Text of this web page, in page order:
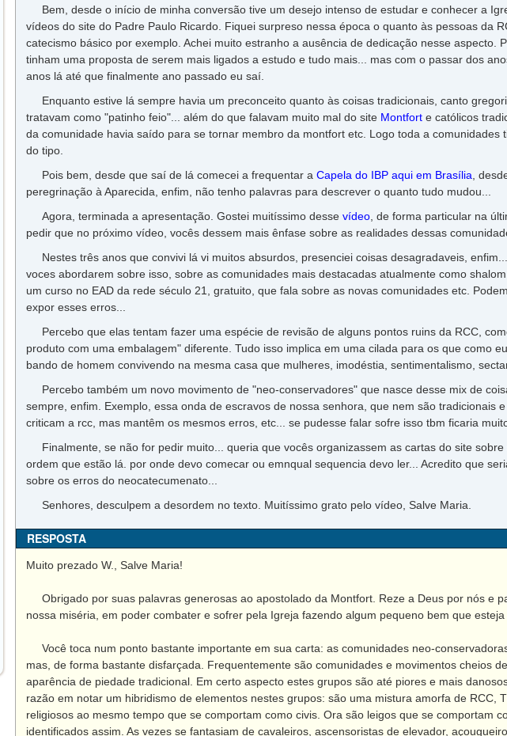
Bem, desde o início de minha conversão tive um desejo intenso de estudar e conhecer a
vídeos do site do Padre Paulo Ricardo. Fiquei surpreso nessa época o quanto às pessoas da
catecismo básico por exemplo. Achei muito estranho a ausência de dedicação nesse aspecto.
tinham uma proposta de serem mais ligados a estudo e tudo mais... mas com o passar dos
anos lá até que finalmente ano passado eu saí.
Enquanto estive lá sempre havia um preconceito quanto às coisas tradicionais, canto
tratavam como "patinho feio"... além do que falavam muito mal do site Montfort e católicos
da comunidade havia saído para se tornar membro da montfort etc. Logo toda a comunidades
do tipo.
Pois bem, desde que saí de lá comecei a frequentar a Capela do IBP aqui em Brasília ,
peregrinação à Aparecida, enfim, não tenho palavras para descrever o quanto tudo mudou...
Agora, terminada a apresentação. Gostei muitíssimo desse vídeo , de forma particular na
pedir que no próximo vídeo, vocês dessem mais ênfase sobre as realidades dessas
Nestes três anos que convivi lá vi muitos absurdos, presenciei coisas desagradaveis,
voces abordarem sobre isso, sobre as comunidades mais destacadas atualmente como
um curso no EAD da rede século 21, gratuito, que fala sobre as novas comunidades etc.
expor esses erros...
Percebo que elas tentam fazer uma espécie de revisão de alguns pontos ruins da RCC,
produto com uma embalagem" diferente. Tudo isso implica em uma cilada para os que como
bando de homem convivendo na mesma casa que mulheres, imodéstia, sentimentalismo,
Percebo também um novo movimento de "neo-conservadores" que nasce desse mix de
sempre, enfim. Exemplo, essa onda de escravos de nossa senhora, que nem são tradicionais
criticam a rcc, mas mantêm os mesmos erros, etc... se pudesse falar sofre isso tbm ficaria
Finalmente, se não for pedir muito... queria que vocês organizassem as cartas do site
ordem que estão lá. por onde devo comecar ou emnqual sequencia devo ler... Acredito que
sobre os erros do neocatecumenato...
Senhores, desculpem a desordem no texto. Muitíssimo grato pelo vídeo, Salve Maria.
RESPOSTA
Muito prezado W., Salve Maria!
Obrigado por suas palavras generosas ao apostolado da Montfort. Reze a Deus por nós e
nossa miséria, em poder combater e sofrer pela Igreja fazendo algum pequeno bem que esteja
Você toca num ponto bastante importante em sua carta: as comunidades neo-
mas, de forma bastante disfarçada. Frequentemente são comunidades e movimentos cheios
aparência de piedade tradicional. Em certo aspecto estes grupos são até piores e mais
razão em notar um hibridismo de elementos nestes grupos: são uma mistura amorfa de RCC,
religiosos ao mesmo tempo que se comportam como civis. Ora são leigos que se comportam
identificados assim. As vezes se fantasiam de cavaleiros, ascensoristas de elevador,